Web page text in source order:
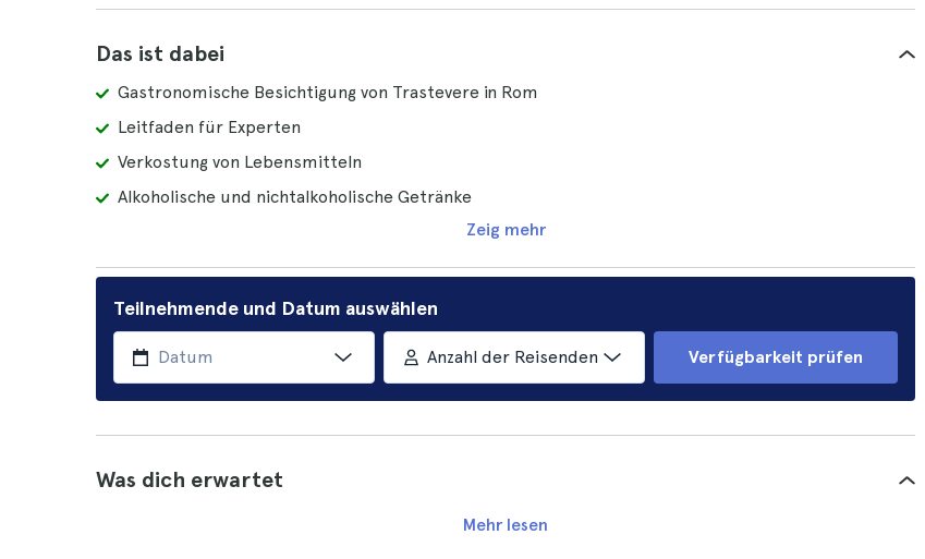
Das ist dabei
Gastronomische Besichtigung von Trastevere in Rom
Leitfaden für Experten
Verkostung von Lebensmitteln
Alkoholische und nichtalkoholische Getränke
Zeig mehr
Teilnehmende und Datum auswählen
Anzahl der Reisenden Verfügbarkeit prüfen
Was dich erwartet
Mehr lesen